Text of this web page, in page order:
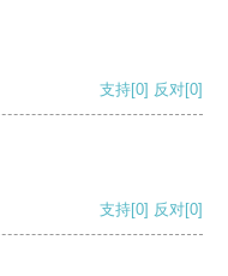
支持[0] 反对[0]
支持[0] 反对[0]